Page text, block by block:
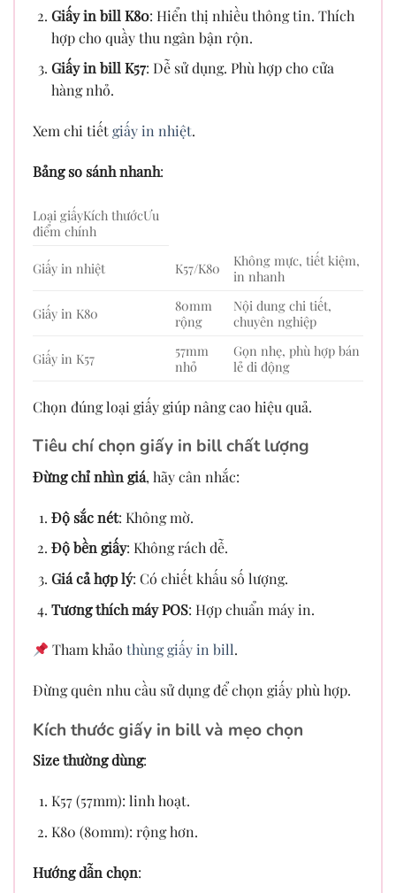
Giấy in bill K80: Hiển thị nhiều thông tin. Thích
hợp cho quầy thu ngân bận rộn.
Giấy in bill K57: Dễ sử dụng. Phù hợp cho cửa
hàng nhỏ.
Xem chi tiếtgiấy in nhiệt.
Bảng so sánh nhanh:
Loại giấyKích thướcƯu
điểm chính
Giấy in nhiệt K57/K80
Không mực, tiết kiệm,
in nhanh
Giấy in K80
80mm
rộng
Nội dung chi tiết,
chuyên nghiệp
Giấy in K57
57mm
nhỏ
Gọn nhẹ, phù hợp bán
lẻ di động
Chọn đúng loại giấy giúp nâng cao hiệu quả.
Tiêu chí chọn giấy in bill chất lượng
Đừng chỉ nhìn giá, hãy cân nhắc:
Độ sắc nét: Không mờ.
Độ bền giấy: Không rách dễ.
Giá cả hợp lý: Có chiết khấu số lượng.
Tương thích máy POS: Hợp chuẩn máy in.
Tham khảothùng giấy in bill.
Đừng quên nhu cầu sử dụng để chọn giấy phù hợp.
Kích thước giấy in bill và mẹo chọn
Size thường dùng:
K57 (57mm): linh hoạt.
K80 (80mm): rộng hơn.
Hướng dẫn chọn: